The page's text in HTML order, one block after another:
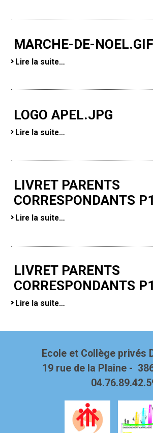
MARCHE-DE-NOEL.GIF
Lire la suite…
LOGO APEL.JPG
Lire la suite…
LIVRET PARENTS
CORRESPONDANTS
Lire la suite…
LIVRET PARENTS
CORRESPONDANTS
Lire la suite…
Ecole et Collège privés
19 rue de la Plaine -